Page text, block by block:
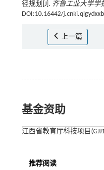
径规划[J]. 齐鲁工业大学学
DOI:10.16442/
上一篇
基金资助
江西省教育厅科技项目